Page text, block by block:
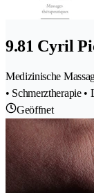
9.81 Cyril
Medizinische
• Schmerztherapie •
Geöffnet